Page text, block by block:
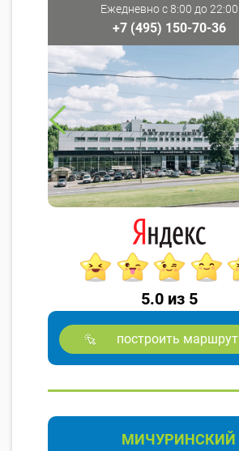
Ежедневно с 8:00 до 22:00
+7 (495) 150-70-36
5.0 из 5
построить маршрут
МИЧУРИНСКИЙ